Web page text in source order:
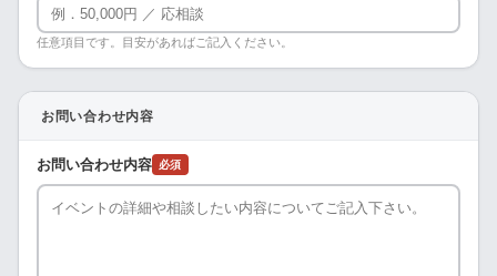
任意項目です。目安があればご記入ください。
お問い合わせ内容
お問い合わせ内容 必須